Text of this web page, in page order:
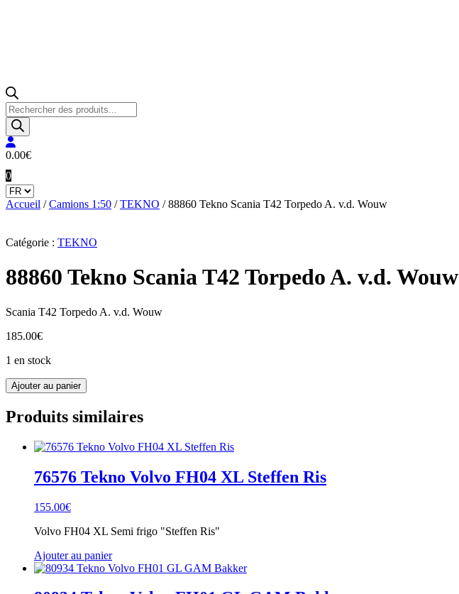
Recherche
de
produits
0.00€
0
Accueil /Camions 1:50 /TEKNO / 88860 Tekno Scania T42 Torpedo A. v.d. Wouw
Catégorie : TEKNO
88860 Tekno Scania T42 Torpedo A. v.d. Wouw
Scania T42 Torpedo A. v.d. Wouw
185.00€
1 en stock
quantité
de
88860
Tekno
T42
Ajouter au panier
Produits similaires
76576 Tekno Volvo FH04 XL Steffen Ris
155.00€
Volvo FH04 XL Semi frigo "Steffen Ris"
Ajouter au panier